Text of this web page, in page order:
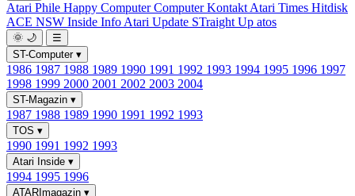
Atari Phile Happy ComputerComputer Kontakt Atari Times Hitdisk
ACE NSW Inside Info Atari Update STraight Up atos
🌞 🌙
☰
ST-Computer ▾
1986 1987 1988 1989 1990 1991 1992 1993 1994 1995 1996 1997
1998 1999 2000 2001 2002 2003 2004
ST-Magazin ▾
1987 1988 1989 1990 1991 1992 1993
TOS ▾
1990 1991 1992 1993
Atari Inside ▾
1994 1995 1996
ATARImagazin ▾